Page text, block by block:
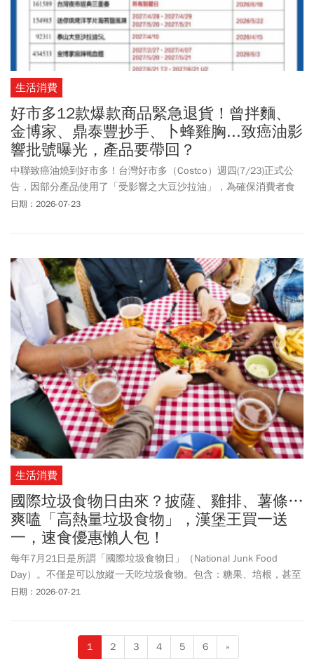
生活消費
好市多12款爆款商品緊急退貨！曾拌麵、
金博家、鼎泰豐抄手、卜蜂雞胸...致癌油影
響批號曝光，產品要帶回？
中聯致癌油燒到好市多！台灣好市多（Costco）週四(7/23)正式公
告，因部分產品使用了「受影響之大豆沙拉油」，為確保消費者食
用安全與權益，即日起針對12款受影響批號之產品啟動退貨機制。
架起始日，以利會員進行核對。是否需要帶影響商品到好市多？本
次退貨機制憑會員卡或商品，購買憑證都可，沒貨也可以。
日期：2026-07-23
生活消費
國際垃圾食物日由來？披薩、雞排、薯條…
爽嗑「高熱量垃圾食物」，漢堡王買一送
一，速食優惠懶人包！
每年7月21日是所謂「國際垃圾食物日」（National Junk Food
Day）。不僅是可以放縱一天吃垃圾食物。包含：糖果、培根，甚至
台灣名產珍珠奶茶、雞排等，從早餐、午餐、晚餐，甚至到宵夜都
年世界各國網友，會在社群歡慶這一天。然而這並不是鼓勵暴飲暴
食，希望偶爾放下對熱量的焦慮，安心享受一頓喜歡美食、善待自
日期：2026-07-21
1 2 3 4 5 6 »